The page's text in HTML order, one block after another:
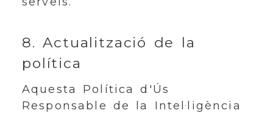
8. Actualització de la
política
Aquesta Política d'Ús
Responsable de la Intel·ligència